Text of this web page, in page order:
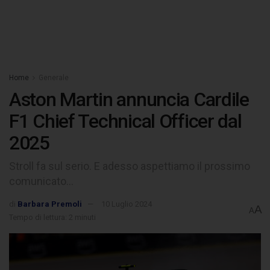
Home
Aston Martin annuncia Cardile
F1 Chief Technical Officer dal
2025
Barbara Premoli
AA